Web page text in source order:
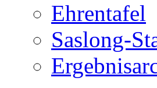
Ehrentafel
Saslong-